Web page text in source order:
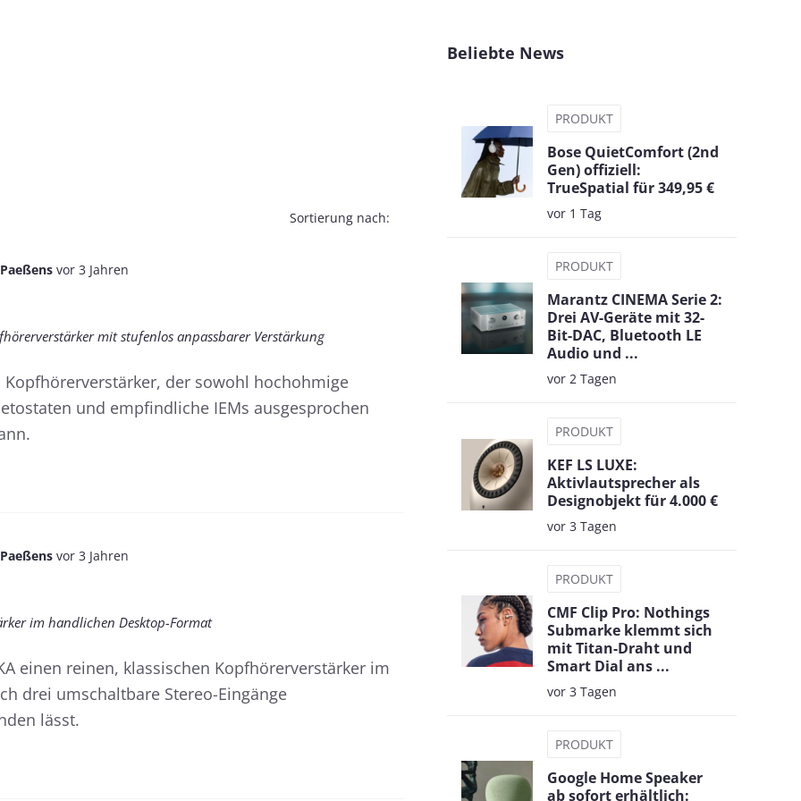
Sortierung nach:
vor 3 Jahren
mit stufenlos anpassbarer Verstärkung
Kopfhörerverstärker, der sowohl hochohmige
und empfindliche IEMs ausgesprochen
vor 3 Jahren
im handlichen Desktop-Format
einen reinen, klassischen Kopfhörerverstärker im
drei umschaltbare Stereo-Eingänge
lässt.
Beliebte News
PRODUKT
Bose QuietComfort (2nd
Gen) offiziell:
TrueSpatial für 349,95 €
vor 1 Tag
PRODUKT
Marantz CINEMA Serie 2:
Drei AV-Geräte mit 32-
Bit-DAC, Bluetooth LE
Audio und ...
vor 2 Tagen
PRODUKT
KEF LS LUXE:
Aktivlautsprecher als
Designobjekt für 4.000 €
vor 3 Tagen
PRODUKT
CMF Clip Pro: Nothings
Submarke klemmt sich
mit Titan-Draht und
Smart Dial ans ...
vor 3 Tagen
PRODUKT
Google Home Speaker
ab sofort erhältlich: